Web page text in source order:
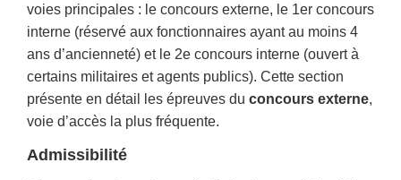
voies principales : le concours externe, le 1er concours
interne (réservé aux fonctionnaires ayant au moins 4
ans d’ancienneté) et le 2e concours interne (ouvert à
certains militaires et agents publics). Cette section
présente en détail les épreuves du concours externe,
voie d’accès la plus fréquente.
Admissibilité